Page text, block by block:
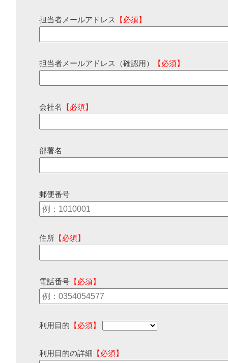
担当者メールアドレス 【必須】
担当者メールアドレス（確認用） 【必須】
会社名 【必須】
部署名
郵便番号
住所 【必須】
電話番号 【必須】
利用目的 【必須】
利用目的の詳細 【必須】